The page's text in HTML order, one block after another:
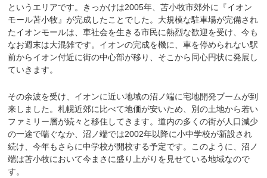
というエリアです。きっかけは2005年、苫小牧市郊外に『イオン
モール苫小牧』が完成したことでした。大規模な駐車場が完備され
たイオンモールは、車社会を生きる市民に熱烈な歓迎を受け、今も
なお週末は大混雑です。イオンの完成を機に、車を停められない駅
前からイオン付近に街の中心部が移り、そこから同心円状に発展し
ていきます。
その余波を受け、イオンに近い地域の沼ノ端に宅地開発ブームが到
来しました。札幌近郊に比べて地価が安いため、別の土地から若い
ファミリー層が続々と移住してきます。道内の多くの街が人口減少
の一途で喘ぐなか、沼ノ端では2002年以降に小中学校が新設され
続け、今年もさらに中学校が開校する予定です。このように、沼ノ
端は苫小牧において今まさに盛り上がりを見せている地域なので
す。